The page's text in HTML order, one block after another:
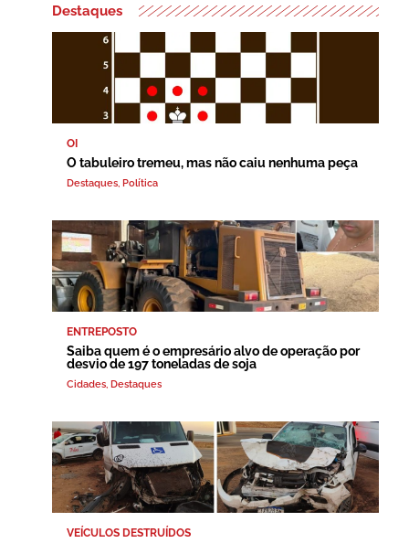
Destaques
OI
O tabuleiro tremeu, mas não caiu nenhuma peça
Destaques Política
ENTREPOSTO
Saiba quem é o empresário alvo de operação por
desvio de 197 toneladas de soja
Cidades Destaques
VEÍCULOS DESTRUÍDOS